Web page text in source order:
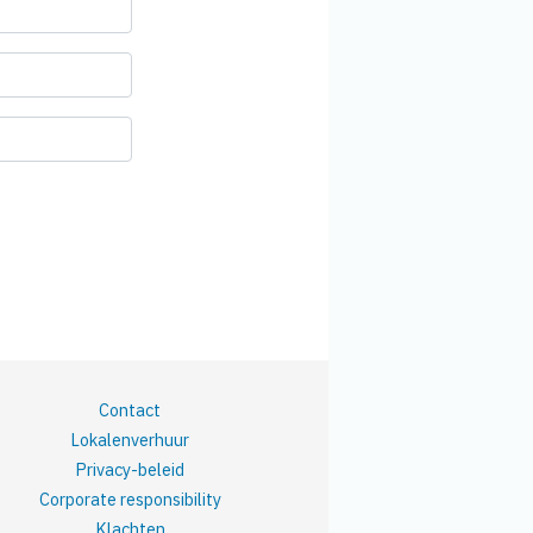
Contact
Lokalenverhuur
Privacy-beleid
Corporate responsibility